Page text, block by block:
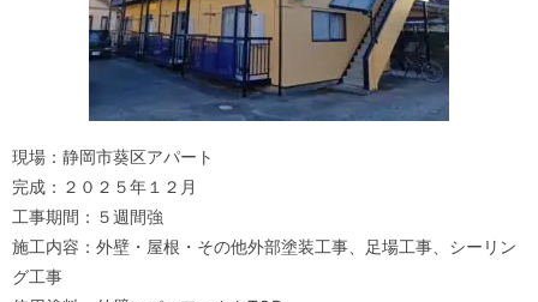
現場：静岡市葵区アパート
完成：２０２５年１２月
工事期間：５週間強
施工内容：外壁・屋根・その他外部塗装工事、足場工事、シーリン
グ工事